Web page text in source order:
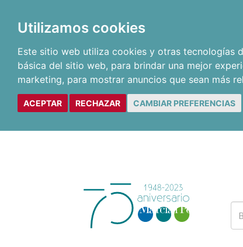
Utilizamos cookies
Este sitio web utiliza cookies y otras tecnologías
básica del sitio web, para brindar una mejor
marketing, para mostrar anuncios que sean más
ACEPTAR RECHAZAR CAMBIAR PREFERENCIAS